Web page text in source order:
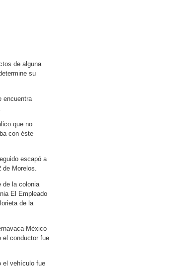
de alguna
su
encuentra
que no
con éste
escapó a
Morelos.
de la colonia
El Empleado
de la
México
el conductor fue
el vehículo fue